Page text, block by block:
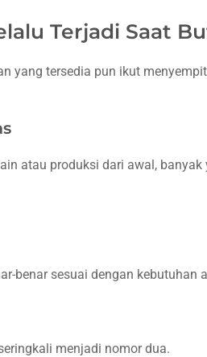
Terjadi Saat
yang tersedia pun ikut
atau produksi dari awal,
benar sesuai dengan kebutuhan
menjadi nomor dua.